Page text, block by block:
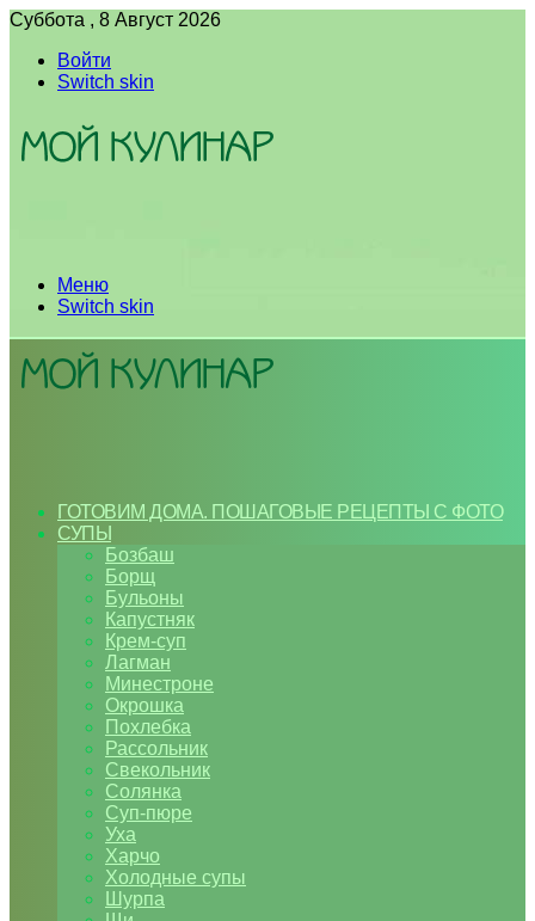
Суббота , 8 Август 2026
Войти
Switch skin
Меню
Switch skin
ГОТОВИМ ДОМА. ПОШАГОВЫЕ РЕЦЕПТЫ С ФОТО
СУПЫ
Бозбаш
Борщ
Бульоны
Капустняк
Крем-суп
Лагман
Минестроне
Окрошка
Похлебка
Рассольник
Свекольник
Солянка
Суп-пюре
Уха
Харчо
Холодные супы
Шурпа